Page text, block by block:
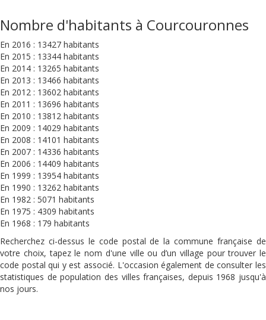
Nombre d'habitants à Courcouronnes
En 2016 : 13427 habitants
En 2015 : 13344 habitants
En 2014 : 13265 habitants
En 2013 : 13466 habitants
En 2012 : 13602 habitants
En 2011 : 13696 habitants
En 2010 : 13812 habitants
En 2009 : 14029 habitants
En 2008 : 14101 habitants
En 2007 : 14336 habitants
En 2006 : 14409 habitants
En 1999 : 13954 habitants
En 1990 : 13262 habitants
En 1982 : 5071 habitants
En 1975 : 4309 habitants
En 1968 : 179 habitants
Recherchez ci-dessus le code postal de la commune française de
votre choix, tapez le nom d'une ville ou d’un village pour trouver le
code postal qui y est associé. L'occasion également de consulter les
statistiques de population des villes françaises, depuis 1968 jusqu'à
nos jours.